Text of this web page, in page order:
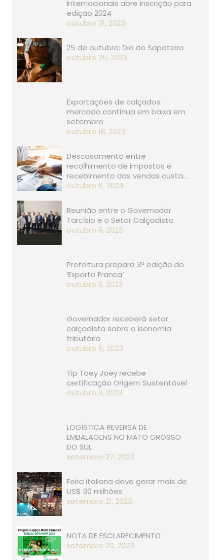
Internacionais abre inscrição para
edição 2024
outubro 31, 2023
25 de outubro: Dia do Sapateiro
outubro 25, 2023
Exportações de calçados:
mercado continua em baixa em
setembro
outubro 18, 2023
Descasamento entre
recolhimento de impostos e
recebimento das vendas custa…
outubro 11, 2023
Reunião entre o Governador
Tarcísio e o Setor Calçadista
outubro 9, 2023
Prefeitura prepara 3ª edição do
‘Exporta Franca’
outubro 9, 2023
Governador receberá setor
calçadista sobre a isonomia
tributária
outubro 5, 2023
Tip Toey Joey recebe
certificação Origem Sustentável
outubro 3, 2023
LOGÍSTICA REVERSA DE
EMBALAGENS NO MATO GROSSO
DO SUL
setembro 27, 2023
Feira italiana deve gerar mais de
US$ 30 milhões
setembro 21, 2023
NOTA DE ESCLARECIMENTO
setembro 20, 2023